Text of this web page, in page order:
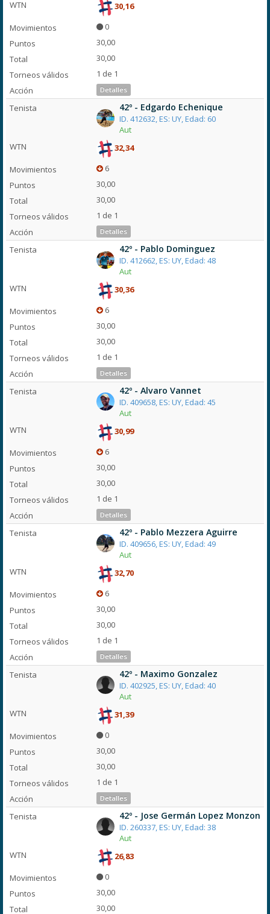
30,16
0
30,00
30,00
1 de 1
Detalles
42º - Edgardo Echenique
ID. 412632, ES: UY, Edad: 60
Aut
32,34
6
30,00
30,00
1 de 1
Detalles
42º - Pablo Dominguez
ID. 412662, ES: UY, Edad: 48
Aut
30,36
6
30,00
30,00
1 de 1
Detalles
42º - Alvaro Vannet
ID. 409658, ES: UY, Edad: 45
Aut
30,99
6
30,00
30,00
1 de 1
Detalles
42º - Pablo Mezzera Aguirre
ID. 409656, ES: UY, Edad: 49
Aut
32,70
6
30,00
30,00
1 de 1
Detalles
42º - Maximo Gonzalez
ID. 402925, ES: UY, Edad: 40
Aut
31,39
0
30,00
30,00
1 de 1
Detalles
42º - Jose Germán Lopez Monzon
ID. 260337, ES: UY, Edad: 38
Aut
26,83
0
30,00
30,00